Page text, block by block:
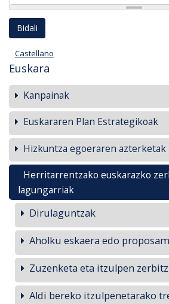
Castellano
Euskara
Kanpainak
Euskararen Plan Estrategikoak
Hizkuntza egoeraren azterketak
Herritarrentzako euskarazko
lagungarriak
Dirulaguntzak
Aholku eskaera edo
Zuzenketa eta itzulpen
Aldi bereko itzulpenetarako